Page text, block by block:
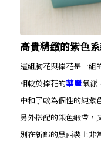
高貴精緻的紫色
這組胸花與捧花是一組
相較於捧花的華麗氣派
中和了較為個性的純紫
另外搭配的銀色緞帶，
別在新郎的黑西裝上非